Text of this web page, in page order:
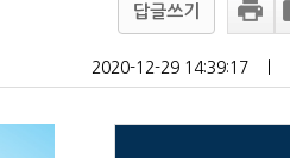
답글쓰기
2020-12-29 14:39:17